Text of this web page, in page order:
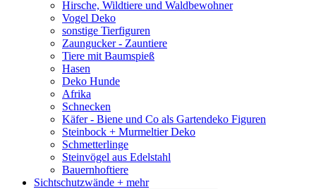
Hirsche, Wildtiere und Waldbewohner
Vogel Deko
sonstige Tierfiguren
Zaungucker - Zauntiere
Tiere mit Baumspieß
Hasen
Deko Hunde
Afrika
Schnecken
Käfer - Biene und Co als Gartendeko Figuren
Steinbock + Murmeltier Deko
Schmetterlinge
Steinvögel aus Edelstahl
Bauernhoftiere
Sichtschutzwände + mehr